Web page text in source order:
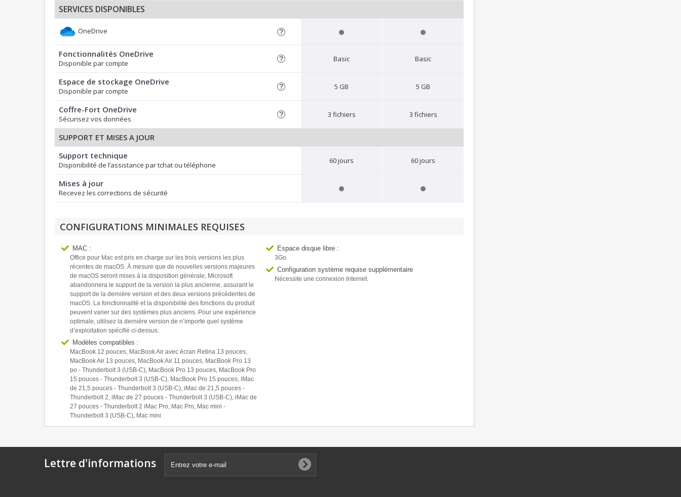
SERVICES DISPONIBLES
OneDrive
Fonctionnalités OneDrive
Disponible par compte Basic Basic
Espace de stockage OneDrive
Disponible par compte 5 GB 5 GB
Coffre-Fort OneDrive
Sécurisez vos données 3 fichiers 3 fichiers
SUPPORT ET MISES A JOUR
Support technique
Disponibilité de l’assistance par tchat ou téléphone 60 jours 60 jours
Mises à jour
Recevez les corrections de sécurité
CONFIGURATIONS MINIMALES REQUISES
MAC :
Office pour Mac est pris en charge sur les trois versions les plus
récentes de macOS. À mesure que de nouvelles versions majeures
de macOS seront mises à la disposition générale, Microsoft
abandonnera le support de la version la plus ancienne, assurant le
support de la dernière version et des deux versions précédentes de
macOS. La fonctionnalité et la disponibilité des fonctions du produit
peuvent varier sur des systèmes plus anciens. Pour une expérience
optimale, utilisez la dernière version de n’importe quel système
d’exploitation spécifié ci-dessus.
Modèles compatibles :
MacBook 12 pouces, MacBook Air avec écran Retina 13 pouces,
MacBook Air 13 pouces, MacBook Air 11 pouces, MacBook Pro 13
po - Thunderbolt 3 (USB-C), MacBook Pro 13 pouces, MacBook Pro
15 pouces - Thunderbolt 3 (USB-C), MacBook Pro 15 pouces, iMac
de 21,5 pouces - Thunderbolt 3 (USB-C), iMac de 21,5 pouces -
Thunderbolt 2, iMac de 27 pouces - Thunderbolt 3 (USB-C), iMac de
27 pouces - Thunderbolt 2 iMac Pro, Mac Pro, Mac mini -
Thunderbolt 3 (USB‑C), Mac mini
Espace disque libre :
3Go
Configuration système requise supplémentaire
Nécessite une connexion Internet.
Lettre d'informations